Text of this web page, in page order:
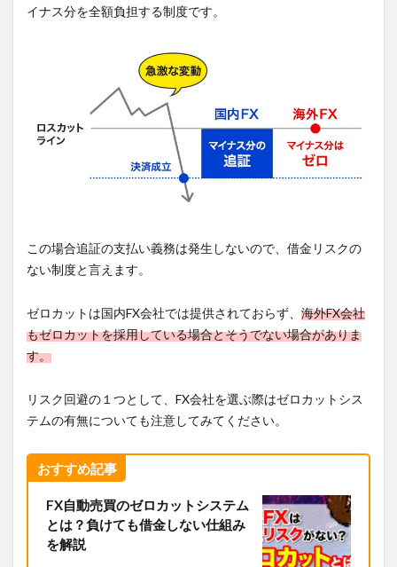
イナス分を全額負担する制度です。
この場合追証の支払い義務は発生しないので、借金リスクの
ない制度と言えます。
ゼロカットは国内FX会社では提供されておらず、 海外FX会社
もゼロカットを採用している場合とそうでない場合がありま
す。
リスク回避の１つとして、FX会社を選ぶ際はゼロカットシス
テムの有無についても注意してみてください。
おすすめ記事
FX自動売買のゼロカットシステム
とは？負けても借金しない仕組み
を解説